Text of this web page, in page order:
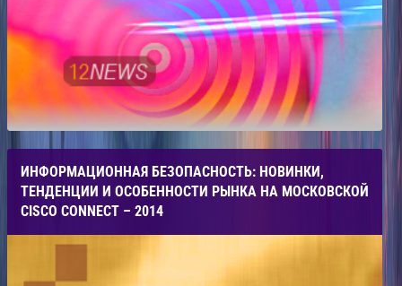
ИНФОРМАЦИОННАЯ БЕЗОПАСНОСТЬ: НОВИНКИ,
ТЕНДЕНЦИИ И ОСОБЕННОСТИ РЫНКА НА МОСКОВСКОЙ
CISCO CONNECT – 2014